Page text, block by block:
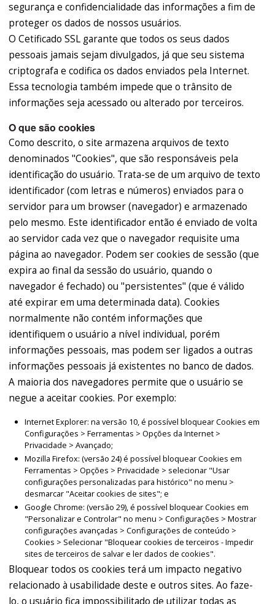
segurança e confidencialidade das informações a fim de
proteger os dados de nossos usuários.
O Cetificado SSL garante que todos os seus dados
pessoais jamais sejam divulgados, já que seu sistema
criptografa e codifica os dados enviados pela Internet.
Essa tecnologia também impede que o trânsito de
informações seja acessado ou alterado por terceiros.
O que são cookies
Como descrito, o site armazena arquivos de texto
denominados "Cookies", que são responsáveis pela
identificação do usuário. Trata-se de um arquivo de texto
identificador (com letras e números) enviados para o
servidor para um browser (navegador) e armazenado
pelo mesmo. Este identificador então é enviado de volta
ao servidor cada vez que o navegador requisite uma
página ao navegador. Podem ser cookies de sessão (que
expira ao final da sessão do usuário, quando o
navegador é fechado) ou "persistentes" (que é válido
até expirar em uma determinada data). Cookies
normalmente não contém informações que
identifiquem o usuário a nível individual, porém
informações pessoais, mas podem ser ligados a outras
informações pessoais já existentes no banco de dados.
A maioria dos navegadores permite que o usuário se
negue a aceitar cookies. Por exemplo:
Internet Explorer: na versão 10, é possível bloquear Cookies em
Configurações > Ferramentas > Opções da Internet >
Privacidade > Avançado;
Mozilla Firefox: (versão 24) é possível bloquear Cookies em
Ferramentas > Opções > Privacidade > selecionar "Usar
configurações personalizadas para histórico" no menu >
desmarcar "Aceitar cookies de sites"; e
Google Chrome: (versão 29), é possível bloquear Cookies em
"Personalizar e Controlar" no menu > Configurações > Mostrar
configurações avançadas > Configurações de conteúdo >
Cookies > Selecionar "Bloquear cookies de terceiros - Impedir
sites de terceiros de salvar e ler dados de cookies".
Bloquear todos os cookies terá um impacto negativo
relacionado à usabilidade deste e outros sites. Ao faze-